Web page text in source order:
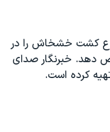
کشت خشخاش را در
دهد. خبرنگار صدای
تهيه کرده است.